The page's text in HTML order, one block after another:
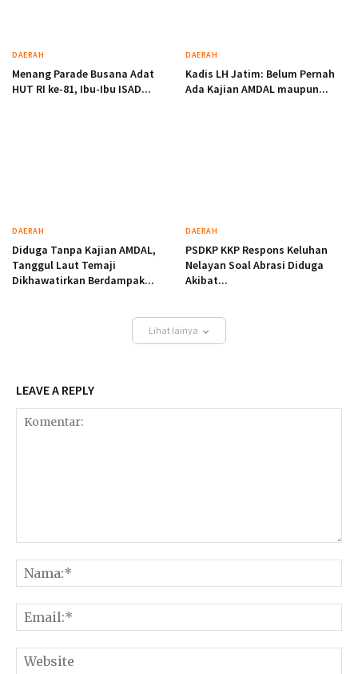
DAERAH
Menang Parade Busana Adat
HUT RI ke-81, Ibu-Ibu ISAD...
DAERAH
Kadis LH Jatim: Belum Pernah
Ada Kajian AMDAL maupun...
DAERAH
Diduga Tanpa Kajian AMDAL,
Tanggul Laut Temaji
Dikhawatirkan Berdampak...
DAERAH
PSDKP KKP Respons Keluhan
Nelayan Soal Abrasi Diduga
Akibat...
Lihat lainya
LEAVE A REPLY